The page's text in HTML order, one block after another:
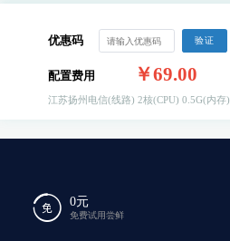
优惠码 验证
配置费用 ￥69.00
江苏扬州电信(线路) 2核(CPU) 0.5G(内存)
0元
免费试用尝鲜